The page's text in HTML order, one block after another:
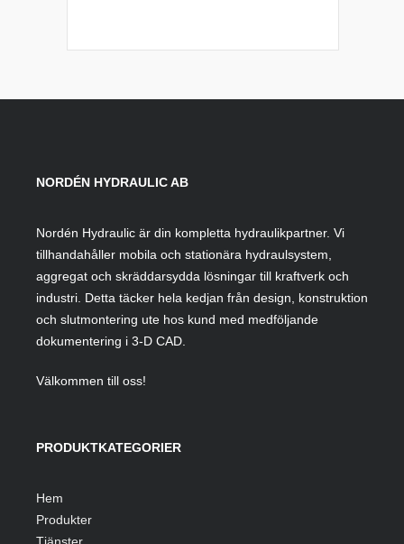
NORDÉN HYDRAULIC AB
Nordén Hydraulic är din kompletta hydraulikpartner. Vi
tillhandahåller mobila och stationära hydraulsystem,
aggregat och skräddarsydda lösningar till kraftverk och
industri. Detta täcker hela kedjan från design, konstruktion
och slutmontering ute hos kund med medföljande
dokumentering i 3-D CAD.
Välkommen till oss!
PRODUKTKATEGORIER
Hem
Produkter